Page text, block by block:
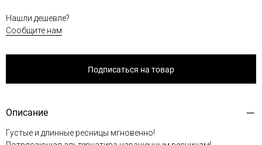
Нашли дешевле?
Сообщите нам
Подписаться на товар
Описание
Густые и длинные ресницы мгновенно!